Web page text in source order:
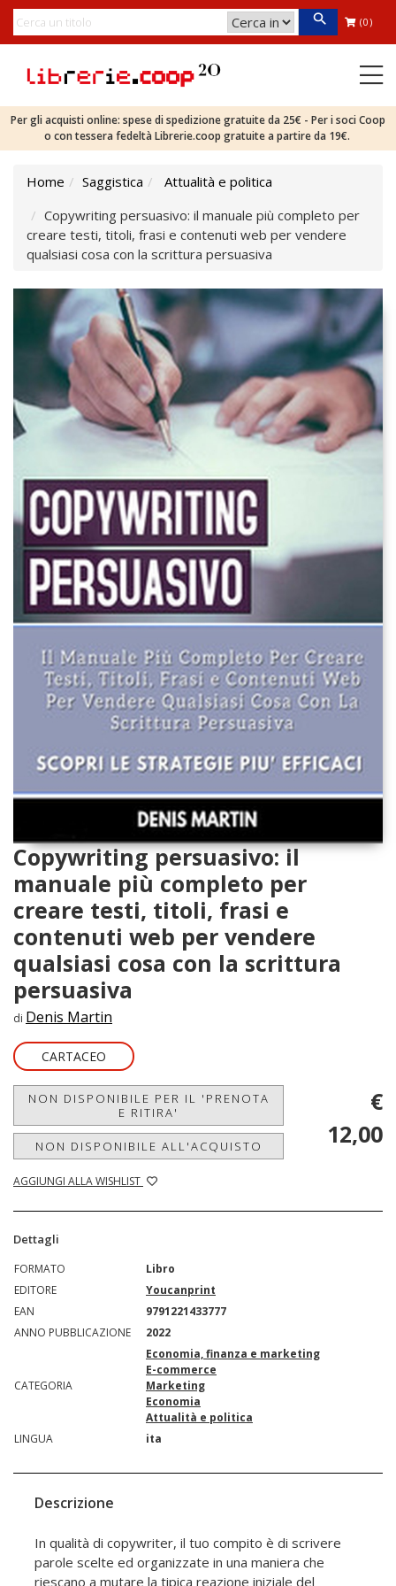
(0)
Per gli acquisti online: spese di spedizione gratuite da 25€ - Per i soci Coop
o con tessera fedeltà Librerie.coop gratuite a partire da 19€.
Home Saggistica
Attualità e politica
Copywriting persuasivo: il manuale più completo per
creare testi, titoli, frasi e contenuti web per vendere
qualsiasi cosa con la scrittura persuasiva
Copywriting persuasivo: il
manuale più completo per
creare testi, titoli, frasi e
contenuti web per vendere
qualsiasi cosa con la scrittura
persuasiva
di Denis Martin
CARTACEO
NON DISPONIBILE PER IL 'PRENOTA
E RITIRA'
NON DISPONIBILE ALL'ACQUISTO
AGGIUNGI ALLA WISHLIST
€
12,00
Dettagli
FORMATO
Libro
EDITORE
Youcanprint
EAN
9791221433777
ANNO PUBBLICAZIONE
2022
CATEGORIA
Economia, finanza e marketing
E-commerce
Marketing
Economia
Attualità e politica
LINGUA
ita
Descrizione
In qualità di copywriter, il tuo compito è di scrivere
parole scelte ed organizzate in una maniera che
riescano a mutare la tipica reazione iniziale del